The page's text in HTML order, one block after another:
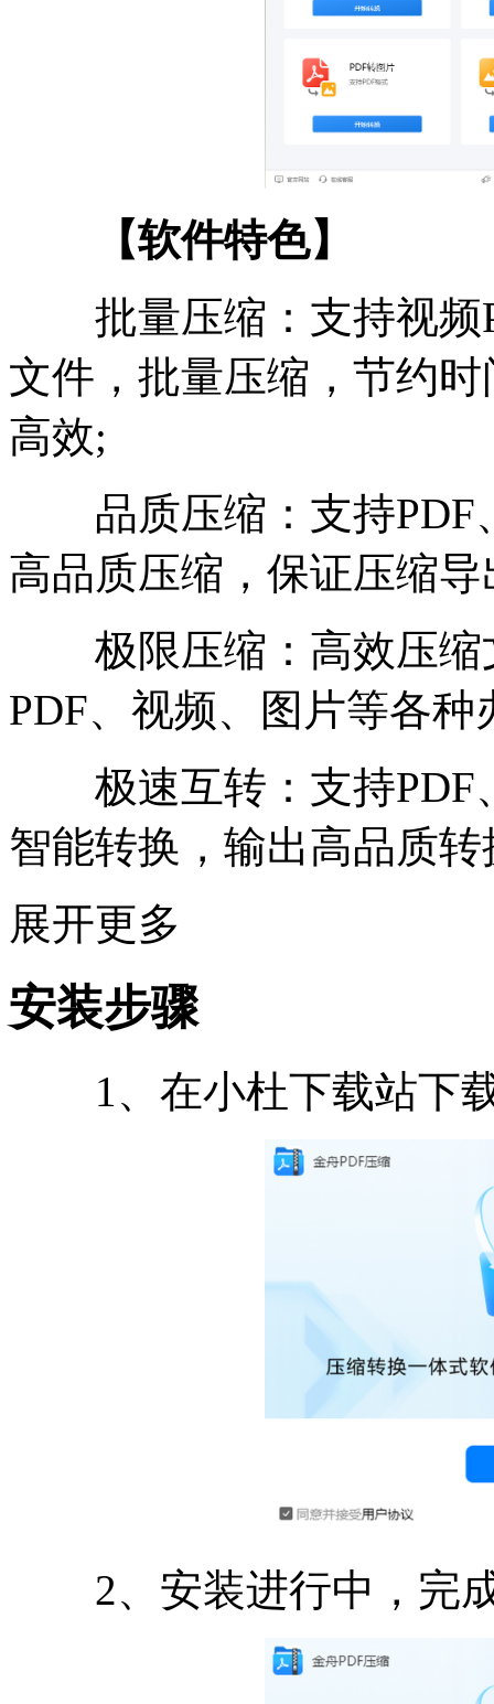
【软件特色】
批量压缩：支持视频
文件，批量压缩，节约
高效;
品质压缩：支持PDF
高品质压缩，保证压缩
极限压缩：高效压缩
PDF、视频、图片等各
极速互转：支持PDF
智能转换，输出高品质
展开更多
安装步骤
1、在小杜下载站下载
2、安装进行中，完